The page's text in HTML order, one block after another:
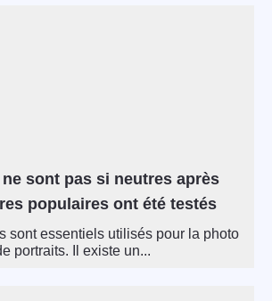
sont pas si neutres après
populaires ont été testés
sont essentiels utilisés pour la photo
portraits. Il existe un...